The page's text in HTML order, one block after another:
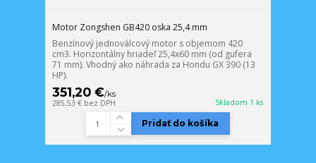
Motor Zongshen GB420 oska 25,4 mm
Benzínový jednoválcový motor s objemom 420
cm3. Horizontálny hriadeľ 25,4x60 mm (od gufera
71 mm). Vhodný ako náhrada za Hondu GX 390 (13
HP).
351,20 €/ks
285,53 € bez DPH Skladom 1 ks
Pridať do košíka